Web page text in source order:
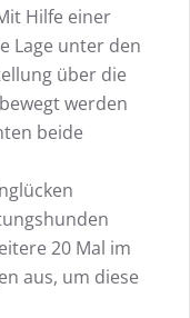
Hilfe einer
Lage unter den
über die
werden
beide
20 Mal im
aus, um diese